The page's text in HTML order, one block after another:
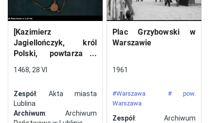
[Kazimierz
Jagiellończyk, król
Polski, powtarza i
wystawiony w Lublinie,
Jana ze Szczekocin,
starostę
1468, 28 VI
Zespół: Akta miasta
Lublina
Archiwum: Archiwum
Plac Grzybowski w
Warszawie
1961
#Warszawa
# pow.
Warszawa
Zespół: Archiwum